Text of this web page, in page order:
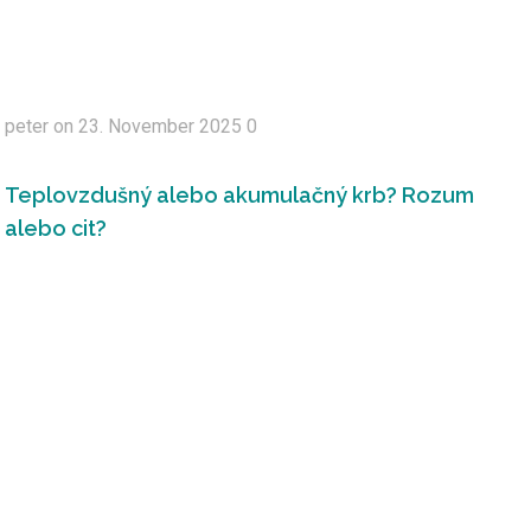
peter on23. November 2025 0
Teplovzdušný alebo akumulačný krb? Rozum
alebo cit?